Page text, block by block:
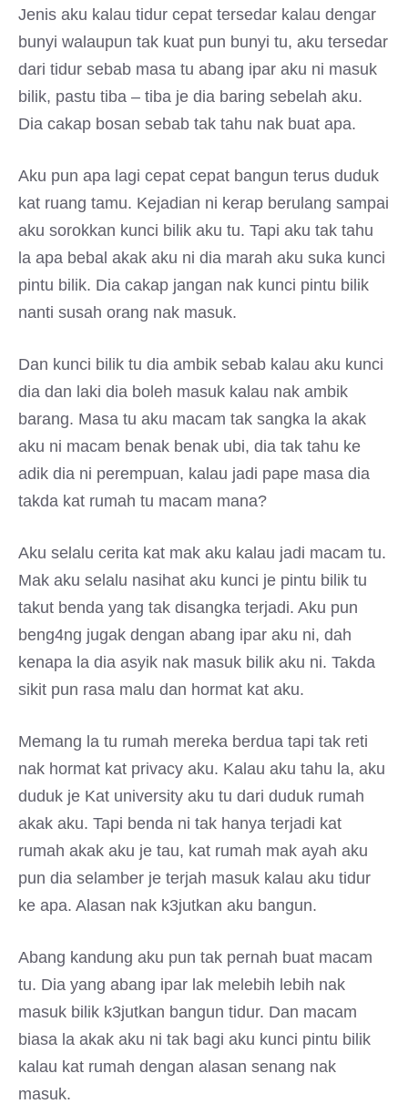
Jenis aku kalau tidur cepat tersedar kalau dengar
bunyi walaupun tak kuat pun bunyi tu, aku tersedar
dari tidur sebab masa tu abang ipar aku ni masuk
bilik, pastu tiba – tiba je dia baring sebelah aku.
Dia cakap bosan sebab tak tahu nak buat apa.
Aku pun apa lagi cepat cepat bangun terus duduk
kat ruang tamu. Kejadian ni kerap berulang sampai
aku sorokkan kunci bilik aku tu. Tapi aku tak tahu
la apa bebal akak aku ni dia marah aku suka kunci
pintu bilik. Dia cakap jangan nak kunci pintu bilik
nanti susah orang nak masuk.
Dan kunci bilik tu dia ambik sebab kalau aku kunci
dia dan laki dia boleh masuk kalau nak ambik
barang. Masa tu aku macam tak sangka la akak
aku ni macam benak benak ubi, dia tak tahu ke
adik dia ni perempuan, kalau jadi pape masa dia
takda kat rumah tu macam mana?
Aku selalu cerita kat mak aku kalau jadi macam tu.
Mak aku selalu nasihat aku kunci je pintu bilik tu
takut benda yang tak disangka terjadi. Aku pun
beng4ng jugak dengan abang ipar aku ni, dah
kenapa la dia asyik nak masuk bilik aku ni. Takda
sikit pun rasa malu dan hormat kat aku.
Memang la tu rumah mereka berdua tapi tak reti
nak hormat kat privacy aku. Kalau aku tahu la, aku
duduk je Kat university aku tu dari duduk rumah
akak aku. Tapi benda ni tak hanya terjadi kat
rumah akak aku je tau, kat rumah mak ayah aku
pun dia selamber je terjah masuk kalau aku tidur
ke apa. Alasan nak k3jutkan aku bangun.
Abang kandung aku pun tak pernah buat macam
tu. Dia yang abang ipar lak melebih lebih nak
masuk bilik k3jutkan bangun tidur. Dan macam
biasa la akak aku ni tak bagi aku kunci pintu bilik
kalau kat rumah dengan alasan senang nak
masuk.